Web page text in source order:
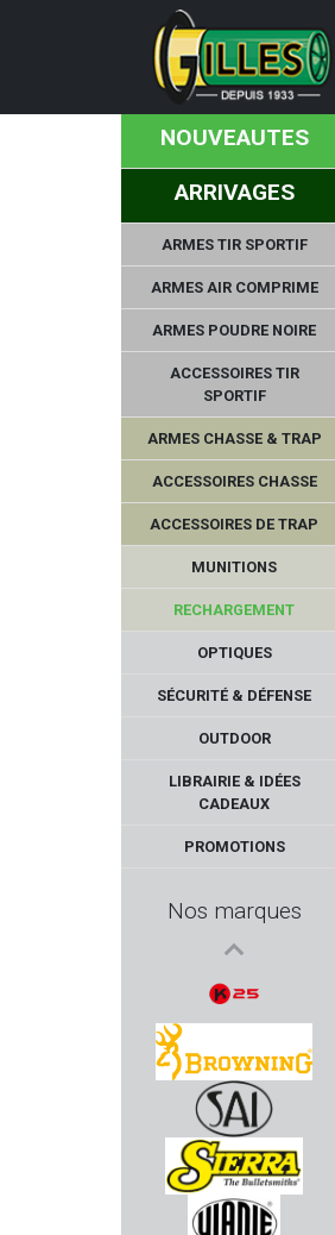
NOUVEAUTES
ARRIVAGES
ARMES TIR SPORTIF
ARMES AIR COMPRIME
ARMES POUDRE NOIRE
ACCESSOIRES TIR
SPORTIF
ARMES CHASSE & TRAP
ACCESSOIRES CHASSE
ACCESSOIRES DE TRAP
MUNITIONS
RECHARGEMENT
OPTIQUES
SÉCURITÉ & DÉFENSE
OUTDOOR
LIBRAIRIE & IDÉES
CADEAUX
PROMOTIONS
Nos marques
KONUS
K25
BROWNING
SAI
SIERRA